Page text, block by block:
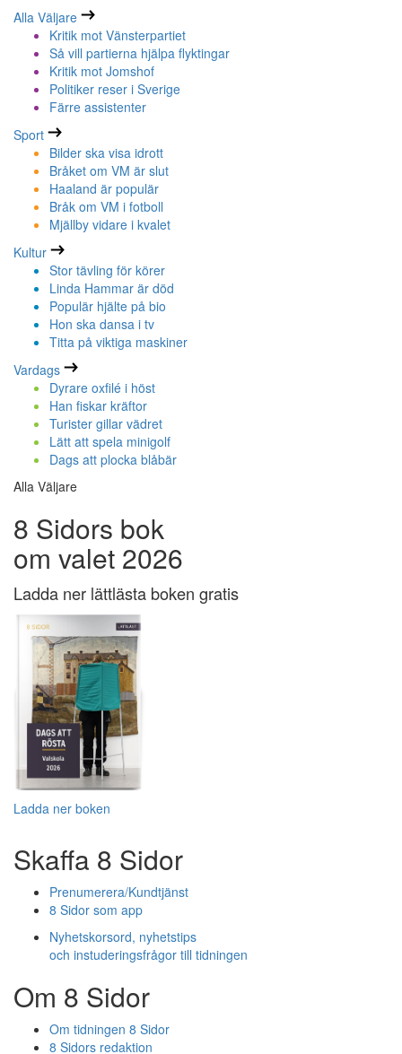
Alla Väljare
Kritik mot Vänsterpartiet
Så vill partierna hjälpa flyktingar
Kritik mot Jomshof
Politiker reser i Sverige
Färre assistenter
Sport
Bilder ska visa idrott
Bråket om VM är slut
Haaland är populär
Bråk om VM i fotboll
Mjällby vidare i kvalet
Kultur
Stor tävling för körer
Linda Hammar är död
Populär hjälte på bio
Hon ska dansa i tv
Titta på viktiga maskiner
Vardags
Dyrare oxfilé i höst
Han fiskar kräftor
Turister gillar vädret
Lätt att spela minigolf
Dags att plocka blåbär
Alla Väljare
8 Sidors bok
om valet 2026
Ladda ner lättlästa boken gratis
Ladda ner boken
Skaffa 8 Sidor
Prenumerera/Kundtjänst
8 Sidor som app
Nyhetskorsord, nyhetstips
och instuderingsfrågor till tidningen
Om 8 Sidor
Om tidningen 8 Sidor
8 Sidors redaktion